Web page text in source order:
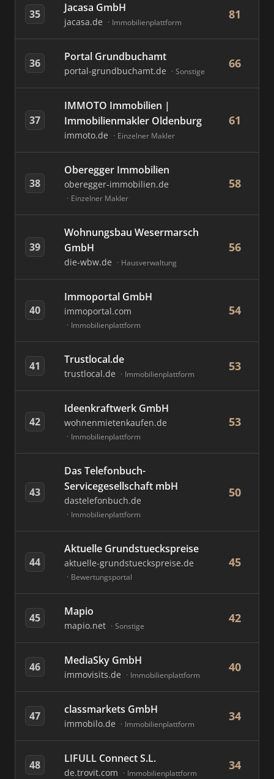
35 Jacasa GmbH
jacasa.de Immobilienplattform
81
36 Portal Grundbuchamt
portal-grundbuchamt.de Sonstige
66
37
IMMOTO Immobilien |
Immobilienmakler Oldenburg
immoto.de Einzelner Makler
61
38
Oberegger Immobilien
oberegger-immobilien.de
Einzelner Makler
58
39
Wohnungsbau Wesermarsch
GmbH
die-wbw.de Hausverwaltung
56
40
Immoportal GmbH
immoportal.com
Immobilienplattform
54
41 Trustlocal.de
trustlocal.de Immobilienplattform
53
42
Ideenkraftwerk GmbH
wohnenmietenkaufen.de
Immobilienplattform
53
43
Das Telefonbuch-
Servicegesellschaft mbH
dastelefonbuch.de
Immobilienplattform
50
44
Aktuelle Grundstueckspreise
aktuelle-grundstueckspreise.de
Bewertungsportal
45
45 Mapio
mapio.net Sonstige
42
46 MediaSky GmbH
immovisits.de Immobilienplattform
40
47 classmarkets GmbH
immobilo.de Immobilienplattform
34
48 LIFULL Connect S.L.
de.trovit.com Immobilienplattform
34